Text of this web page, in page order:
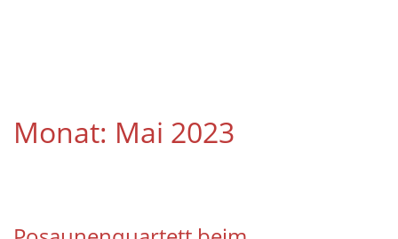
Monat: Mai 2023